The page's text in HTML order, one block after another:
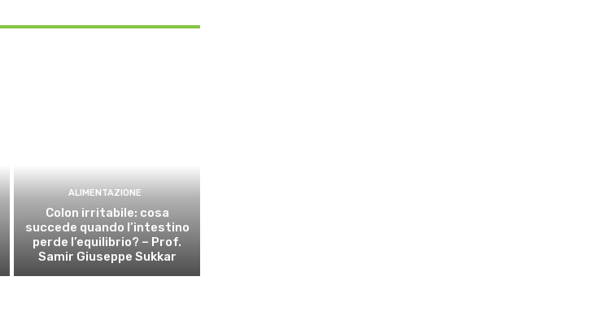
ALIMENTAZIONE
Colon irritabile: cosa
succede quando l’intestino
perde l’equilibrio? – Prof.
Samir Giuseppe Sukkar